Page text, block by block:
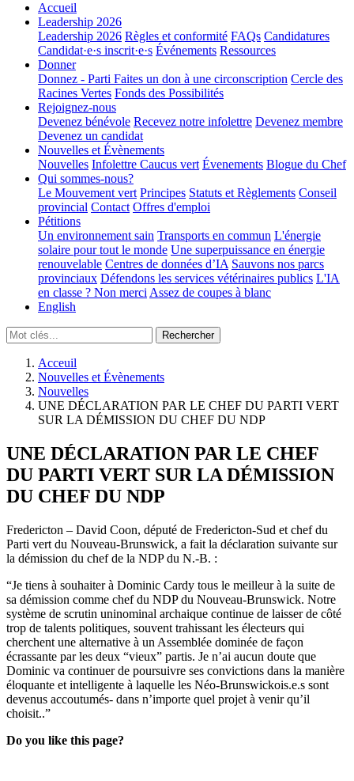
Accueil
Leadership 2026
Leadership 2026 Règles et conformité FAQs Candidatures
Candidat·e·s inscrit·e·s Événements Ressources
Donner
Donnez - Parti Faites un don à une circonscription Cercle des
Racines Vertes Fonds des Possibilités
Rejoignez-nous
Devenez bénévole Recevez notre infolettre Devenez membre
Devenez un candidat
Nouvelles et Évènements
Nouvelles Infolettre Caucus vert Évenements Blogue du Chef
Qui sommes-nous?
Le Mouvement vert Principes Statuts et Règlements Conseil
provincial Contact Offres d'emploi
Pétitions
Un environnement sain Transports en commun L'énergie
solaire pour tout le monde Une superpuissance en énergie
renouvelable Centres de données d’IA Sauvons nos parcs
provinciaux Défendons les services vétérinaires publics L'IA
en classe ? Non merci Assez de coupes à blanc
English
Acceuil
Nouvelles et Évènements
Nouvelles
UNE DÉCLARATION PAR LE CHEF DU PARTI VERT
SUR LA DÉMISSION DU CHEF DU NDP
UNE DÉCLARATION PAR LE CHEF
DU PARTI VERT SUR LA DÉMISSION
DU CHEF DU NDP
Fredericton – David Coon, député de Fredericton-Sud et chef du
Parti vert du Nouveau-Brunswick, a fait la déclaration suivante sur
la démission du chef de la NDP du N.-B. :
“Je tiens à souhaiter à Dominic Cardy tous le meilleur à la suite de
sa démission comme chef du NDP du Nouveau-Brunswick. Notre
système de scrutin uninominal archaique continue de laisser de côté
trop de talents politiques, souvent trahissant les électeurs qui
cherchent une alternative à un Assemblée dominée de façon
écrassante par les deux “vieux” partis. Je n’ai aucun doute que
Dominic va continuer de poursuivre ses convictions dans la manière
éloquante et intelligente à laquelle les Néo-Brunswickois.e.s sont
devenus accoutumés- dans n’importe quel projet à venir qu’il
choisit..”
Do you like this page?